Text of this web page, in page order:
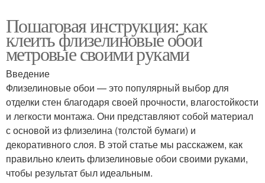
Пошаговая инструкция: как
клеить флизелиновые обои
метровые своими руками
Введение
Флизелиновые обои — это популярный выбор для
отделки стен благодаря своей прочности, влагостойкости
и легкости монтажа. Они представляют собой материал
с основой из флизелина (толстой бумаги) и
декоративного слоя. В этой статье мы расскажем, как
правильно клеить флизелиновые обои своими руками,
чтобы результат был идеальным.